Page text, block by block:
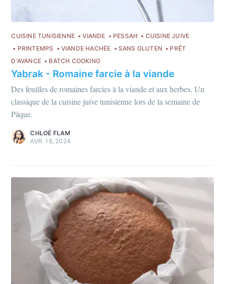
CUISINE TUNISIENNE VIANDE PESSAH
CUISINE JUIVE
PRINTEMPS
VIANDE HACHÉE SANS GLUTEN
PRÊT
D'AVANCE
BATCH COOKING
Yabrak - Romaine farcie à la viande
Des feuilles de romaines farcies à la viande et aux herbes. Un
classique de la cuisine juive tunisienne lors de la semaine de
Pâque.
CHLOÉ FLAM
AVR. 18, 2024